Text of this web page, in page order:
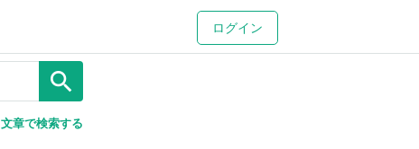
ログイン
search
文章で検索する